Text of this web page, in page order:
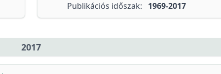
Publikációs időszak:
1969-2017
2017